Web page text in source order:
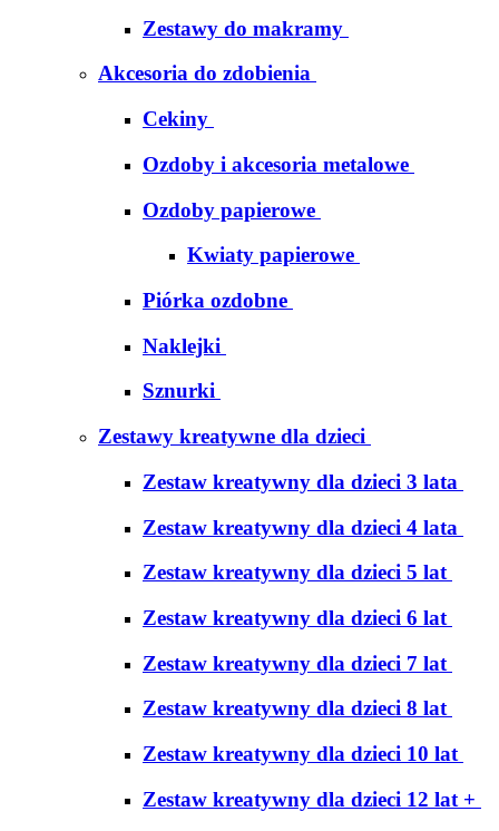
Zestawy do makramy
Akcesoria do zdobienia
Cekiny
Ozdoby i akcesoria metalowe
Ozdoby papierowe
Kwiaty papierowe
Piórka ozdobne
Naklejki
Sznurki
Zestawy kreatywne dla dzieci
Zestaw kreatywny dla dzieci 3 lata
Zestaw kreatywny dla dzieci 4 lata
Zestaw kreatywny dla dzieci 5 lat
Zestaw kreatywny dla dzieci 6 lat
Zestaw kreatywny dla dzieci 7 lat
Zestaw kreatywny dla dzieci 8 lat
Zestaw kreatywny dla dzieci 10 lat
Zestaw kreatywny dla dzieci 12 lat +